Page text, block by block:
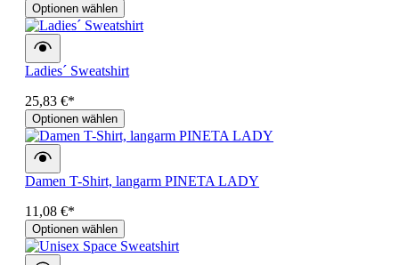
Optionen wählen
Ladies´ Sweatshirt
25,83 €*
Optionen wählen
Damen T-Shirt, langarm PINETA LADY
11,08 €*
Optionen wählen